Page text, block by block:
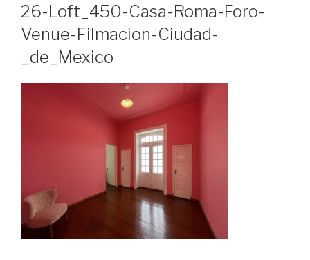
26-Loft_450-Casa-Roma-Foro-
Venue-Filmacion-Ciudad-
_de_Mexico